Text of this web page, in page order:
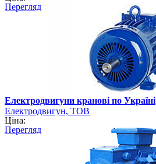
Перегляд
Електродвигуни кранові по Україні
Електродвигун, ТОВ
Ціна:
Перегляд